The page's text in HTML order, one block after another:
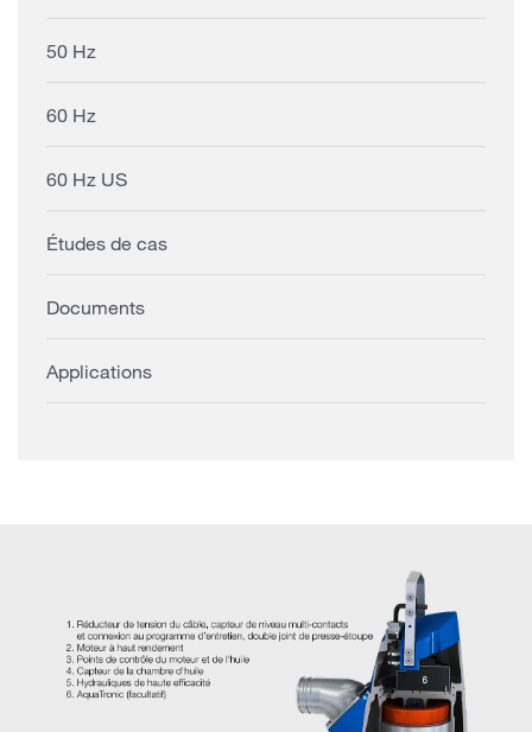
50 Hz
60 Hz
60 Hz US
Études de cas
Documents
Applications